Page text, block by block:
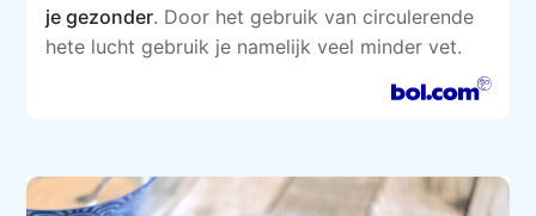
je gezonder. Door het gebruik van circulerende
hete lucht gebruik je namelijk veel minder vet.